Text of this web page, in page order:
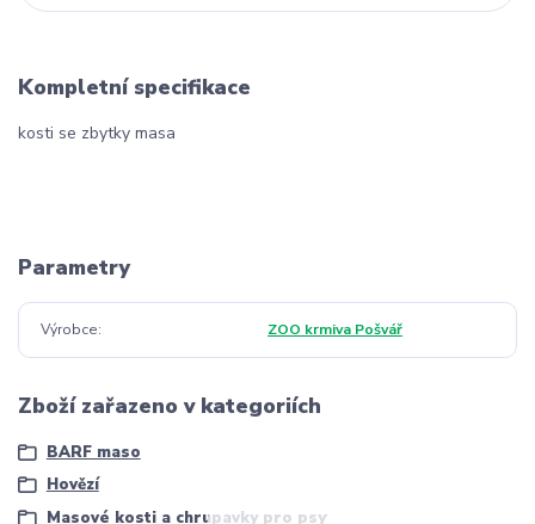
Kompletní specifikace
kosti se zbytky masa
Parametry
Výrobce ZOO krmiva Pošvář
Zboží zařazeno v kategoriích
BARF maso
Hovězí
Masové kosti a chrupavky pro psy